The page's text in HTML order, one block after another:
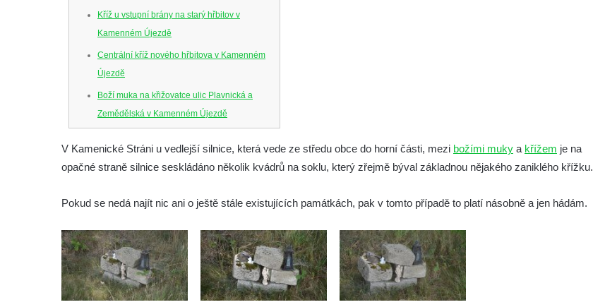
Kříž u vstupní brány na starý hřbitov v
Kamenném Újezdě
Centrální kříž nového hřbitova v Kamenném
Újezdě
Boží muka na křižovatce ulic Plavnická a
Zemědělská v Kamenném Újezdě
v Kamenném Újezdě
Boží muka na křižovatce ulic Latrán a K
Malší ve Velešíně
Centrální kříž hřbitova ve Velešíně
Kříž u kostela svatého Václava ve Velešíně
V Kamenické Stráni u vedlejší silnice, která vede ze středu obce do horní části, mezi božími muky a křížem je na
opačné straně silnice seskládáno několik kvádrů na soklu, který zřejmě býval základnou nějakého zaniklého křížku.
Pokud se nedá najít nic ani o ještě stále existujících památkách, pak v tomto případě to platí násobně a jen hádám.